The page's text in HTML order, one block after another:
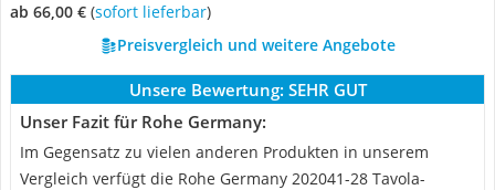
ab 66,00 € ( Sofort lieferbar)
Preisvergleich und weitere Angebote
Unsere Bewertung: SEHR GUT
Unser Fazit für Rohe Germany:
Im Gegensatz zu vielen anderen Produkten in unserem
Vergleich verfügt die Rohe Germany 202041-28 Tavola-